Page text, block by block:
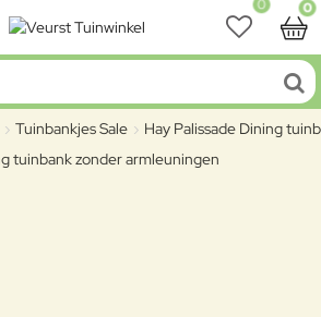
0 0
Tuinbankjes Sale Hay Palissade Dining